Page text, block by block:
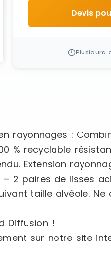
Devis
Plusieurs
rayonnages :
% recyclable
Extension
2 paires de lisses
taille alvéole.
Diffusion !
sur notre site